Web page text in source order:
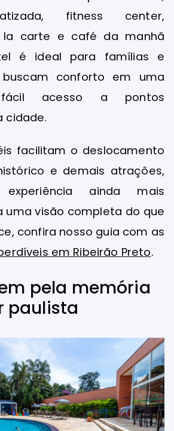
fitness center,
la carte e café da manhã
é ideal para famílias e
conforto em uma
acesso a pontos
cidade.
facilitam o deslocamento
e demais atrações,
ainda mais
uma visão completa do que
confira nosso guia com as
em Ribeirão Preto.
pela memória
paulista